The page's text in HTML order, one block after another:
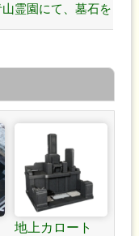
霊園にて、墓石を
地上カロート